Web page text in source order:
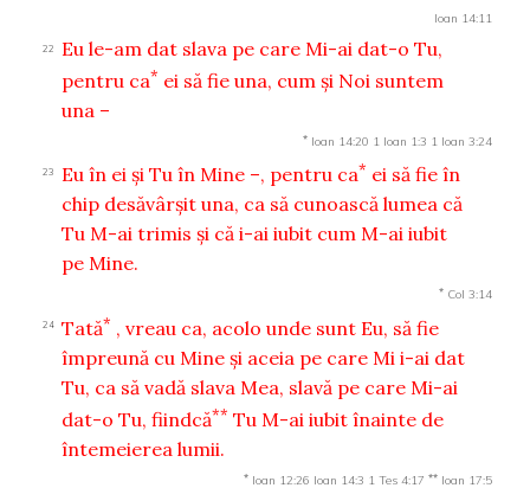
Ioan 14:11
22
Eu le-am dat slava pe care Mi-ai dat-o Tu,
pentru ca* ei să fie una, cum şi Noi suntem
una –
* Ioan 14:20 1 Ioan 1:3 1 Ioan 3:24
23 Eu în ei şi Tu în Mine –, pentru ca* ei să fie în
chip desăvârşit una, ca să cunoască lumea că
Tu M-ai trimis şi că i-ai iubit cum M-ai iubit
pe Mine.
* Col 3:14
24 Tată* , vreau ca, acolo unde sunt Eu, să fie
împreună cu Mine şi aceia pe care Mi i-ai dat
Tu, ca să vadă slava Mea, slavă pe care Mi-ai
dat-o Tu, fiindcă** Tu M-ai iubit înainte de
întemeierea lumii.
* Ioan 12:26 Ioan 14:3 1 Tes 4:17 ** Ioan 17:5